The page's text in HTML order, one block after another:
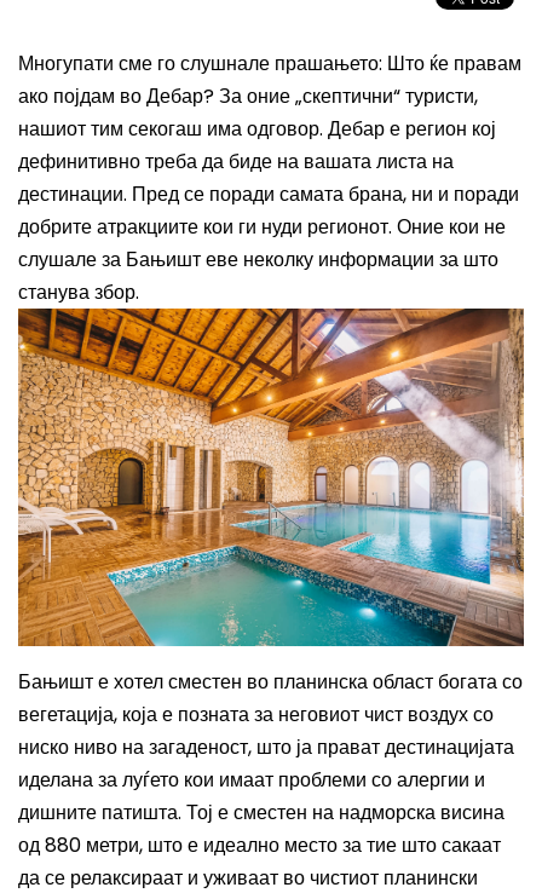
Многупати сме го слушнале прашањето: Што ќе правам
ако појдам во Дебар? За оние „скептични“ туристи,
нашиот тим секогаш има одговор. Дебар е регион кој
дефинитивно треба да биде на вашата листа на
дестинации. Пред се поради самата брана, ни и поради
добрите атракциите кои ги нуди регионот. Оние кои не
слушале за Бањишт еве неколку информации за што
станува збор.
Бањишт е хотел сместен во планинска област богата со
вегетација, која е позната за неговиот чист воздух со
ниско ниво на загаденост, што ја прават дестинацијата
иделана за луѓето кои имаат проблеми со алергии и
дишните патишта. Тој е сместен на надморска висина
од 880 метри, што е идеално место за тие што сакаат
да се релаксираат и уживаат во чистиот планински